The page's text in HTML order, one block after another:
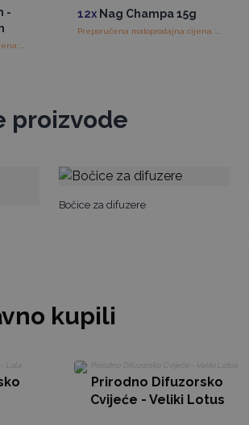
-
Preporučena maloprodajna cijena : €0.63/komad
12x Nag Champa 15g
proizvode
Bočice za difuzere
kupili
Prirodno Difuzorsko
Cvijeće - Veliki Lotus